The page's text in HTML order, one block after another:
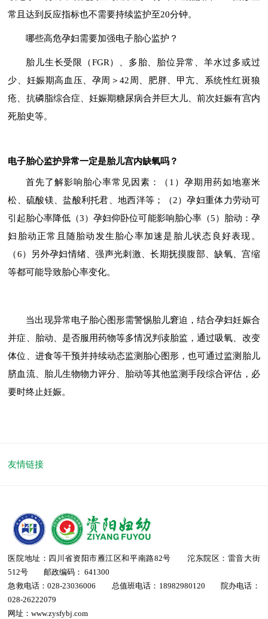
常且达到反应指标也不需要持续监护至20分钟。
哪些高危孕妇需要加强电子胎心监护？
胎儿生长受限（FGR）、多胎、胎位异常、羊水过多或过
少、妊娠期高血压、孕周＞42周、肥胖、甲亢、系统性红斑狼
疮、抗磷脂综合症、妊娠期糖尿病合并巨大儿、前次妊娠有宫内
死胎史等。
电子胎心监护异常一定是胎儿宫内缺氧吗？
首先了解影响胎心率常见因素：（1）孕期用药如地塞米
松、硫酸镁、盐酸利托君、地西泮等；（2）孕妇重体力劳动可
引起胎心率降低（3）孕妇仰卧位可能影响胎心率（5）胎动：孕
妇胎动正常且随胎动发生胎心率加速是胎儿状态良好表现。
（6）另外孕妇情绪、强声光刺激、长期抚摸腹部、缺氧、宫缩
等都可能导致胎心率变化。
当出现异常电子胎心图形需警惕胎儿窘迫，结合孕妇妊娠合
并症、胎动、是否服用药物等多情况判读胎监，通过吸氧、改变
体位、进食等干预并持续动态监测胎心图形，也可通过监测胎儿
脐血流、胎儿生物物力评分、胎动等其他监测手段综合评估，必
要时终止妊娠。
友情链接
医院地址：四川省资阳市雁江区和平南路82号 沱东院区：雷音大街
512号 邮政编码： 641300
急救电话：028-23036006 总值班电话：18982980120 院办电话：
028-26222079
网址：www.zysfybj.com